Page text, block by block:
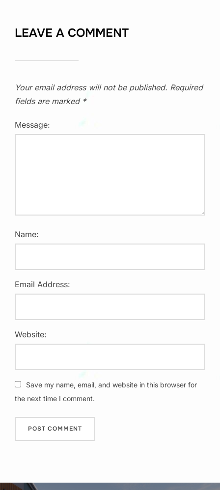
LEAVE A COMMENT
Your email address will not be published. Required
fields are marked *
Message:
Name:
Email Address:
Website:
Save my name, email, and website in this browser for
the next time I comment.